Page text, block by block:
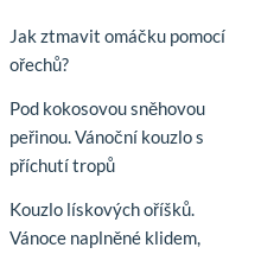
Jak ztmavit omáčku pomocí
ořechů?
Pod kokosovou sněhovou
peřinou. Vánoční kouzlo s
příchutí tropů
Kouzlo lískových oříšků.
Vánoce naplněné klidem,